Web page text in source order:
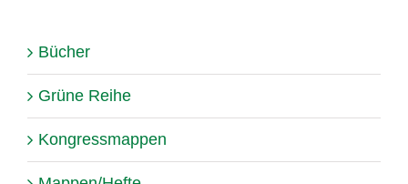
Bücher
Grüne Reihe
Kongressmappen